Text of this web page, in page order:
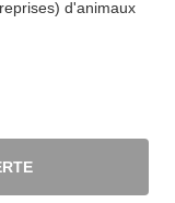
d'animaux